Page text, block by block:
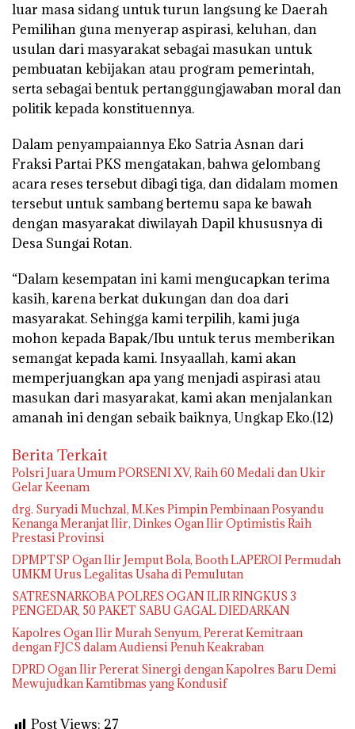
luar masa sidang untuk turun langsung ke Daerah
Pemilihan guna menyerap aspirasi, keluhan, dan
usulan dari masyarakat sebagai masukan untuk
pembuatan kebijakan atau program pemerintah,
serta sebagai bentuk pertanggungjawaban moral dan
politik kepada konstituennya.
Dalam penyampaiannya Eko Satria Asnan dari
Fraksi Partai PKS mengatakan, bahwa gelombang
acara reses tersebut dibagi tiga, dan didalam momen
tersebut untuk sambang bertemu sapa ke bawah
dengan masyarakat diwilayah Dapil khususnya di
Desa Sungai Rotan.
“Dalam kesempatan ini kami mengucapkan terima
kasih, karena berkat dukungan dan doa dari
masyarakat. Sehingga kami terpilih, kami juga
mohon kepada Bapak/Ibu untuk terus memberikan
semangat kepada kami. Insyaallah, kami akan
memperjuangkan apa yang menjadi aspirasi atau
masukan dari masyarakat, kami akan menjalankan
amanah ini dengan sebaik baiknya, Ungkap Eko.(12)
Berita Terkait
Polsri Juara Umum PORSENI XV, Raih 60 Medali dan Ukir
Gelar Keenam
drg. Suryadi Muchzal, M.Kes Pimpin Pembinaan Posyandu
Kenanga Meranjat Ilir, Dinkes Ogan Ilir Optimistis Raih
Prestasi Provinsi
DPMPTSP Ogan Ilir Jemput Bola, Booth LAPEROI Permudah
UMKM Urus Legalitas Usaha di Pemulutan
SATRESNARKOBA POLRES OGAN ILIR RINGKUS 3
PENGEDAR, 50 PAKET SABU GAGAL DIEDARKAN
Kapolres Ogan Ilir Murah Senyum, Pererat Kemitraan
dengan FJCS dalam Audiensi Penuh Keakraban
DPRD Ogan Ilir Pererat Sinergi dengan Kapolres Baru Demi
Mewujudkan Kamtibmas yang Kondusif
Post Views: 27